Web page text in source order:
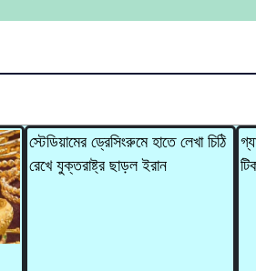
স্টেডিয়ামের ড্রেসিংরুমে হাতে লেখা চিঠি
রেখে যুক্তরাষ্ট্র ছাড়ল ইরান